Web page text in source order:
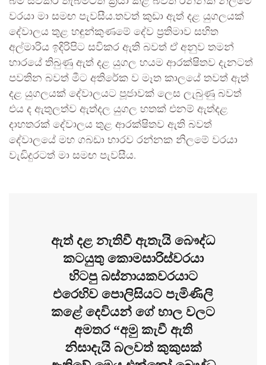
වරයා මා සමඟ පැවසීය.තවත් කුඩා ඇත් දළ යුගලයක්
දේවාලය තුළ හඳුන්කුණමේ දේව ප්‍රතිමාව සහිත
අල්මාරිය ඉදිරිපිට සවිකර ඇති බවත් ඒ අනුව තමන්
හාරයේ තිබුණු ඇත් දළ යුගල හයම ආරක්ෂිතව දැනටත්
පවතින බවත් මීට අතිරේක ව මෑත කාලයේ තවත් ඇත්
දළ යුගලයක් දේවාලයට පූජාවක් ලෙස ලැබුණු බවත්
එය ද ඇතුලත්ව ඇත්දල යුගල හතක් එනම් ඇත්දළ
දාහතරක් දේවාලය තුළ ආරක්ෂිතව ඇති බවත්
දේවාලයේ මහ ගබඩා භාරව රන්නක නිලමේ වරයා
වැඩිදුරටත් මා සමඟ පැවසීය.
ඇත් දළ නැතිවී ඇතැයි බෞද්ධ
කටයුතු කොමසාරිස්වරයා
හිටපු බස්නායකවරයාට
එරෙහිව පොලිසියට පැමිණිලි
කළේ දෙවියන් ගේ හාල වලට
අමතර “අමු කැවී ඇති
නිසාදැයි බලවත් කුකුසක්